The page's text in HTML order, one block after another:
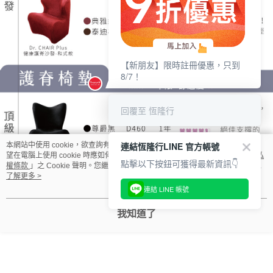
本網站中使用 cookie，欲查詢有關本網站使用 cookie 方式之詳情，及若您不希
望在電腦上使用 cookie 時應如何變更電腦的 cookie 設定，請參閱本網站「
隱私
權條款 」之 Cookie 聲明。您繼續使用本網站即表示您同意本公司得按本網站使
用條款之 Cookie 聲明使用 cookie。
了解更多 >
我知道了
【新朋友】限時註冊優惠，只到
8/7！
回覆至 恆隆行
連結恆隆行LINE 官方帳號
點擊以下按鈕可獲得最新資訊👇
連結 LINE 帳號